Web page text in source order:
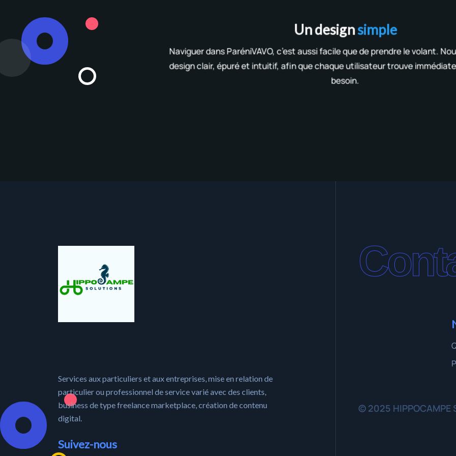
Un designsimple
Naviguer dans ParéniVAVO, c’est aussi facile que de prendre le volant.
design clair, épuré et intuitif, afin que chaque utilisateur trouve
besoin.
Services aux particuliers et aux entreprises, mise en relation de
particulier ou professionnel de service varié avec des clients,
business de type freelance marketplace, création de contenu
digital.
Suivez-nous
© 2025